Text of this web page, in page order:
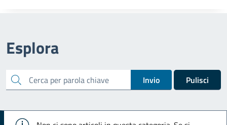
Esplora
cerca Invio Pulisci